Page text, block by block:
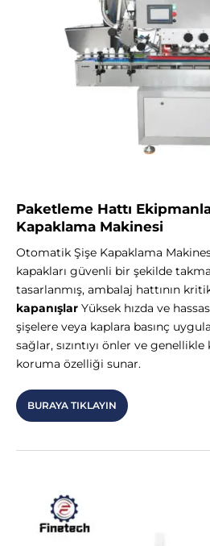
Paketleme Hattı
Kapaklama Makinesi
Otomatik Şişe Kapaklama
kapakları güvenli bir şekilde
tasarlanmış, ambalaj hattının
kapanışlar Yüksek hızda ve
şişelere veya kaplara basınç
sağlar, sızıntıyı önler ve
koruma özelliği sunar.
BURAYA TIKLAYIN